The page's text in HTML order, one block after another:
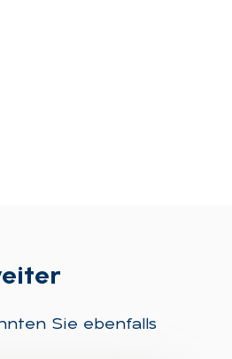
Sie ebenfalls